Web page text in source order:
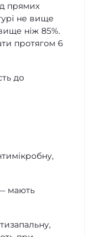
прямих
не вище
ніж 85%.
протягом 6
до
мають